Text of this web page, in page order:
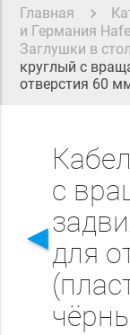
Главная
и Германия
Заглушки в
круглый с
отверстия 60
◄
с
для